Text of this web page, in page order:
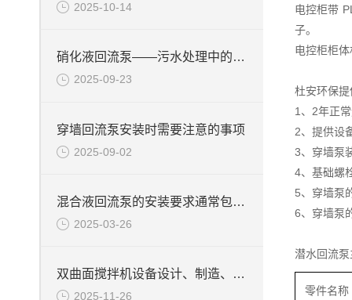
2025-10-14
硝化液回流泵——污水处理中的关键角色
2025-09-23
穿墙回流泵安装时需要注意的事项
2025-09-02
混合液回流泵的安装要求通常包括以下几个方面
2025-03-26
双曲面搅拌机设备设计、制造、检验所遵循的目录
2025-11-26
电控柜带
子。
电控柜柜
杜安环保
1、2年正
2、提供设
3、穿墙泵
4、基础螺
5、穿墙泵
6、穿墙泵
潜水回流
零件名称